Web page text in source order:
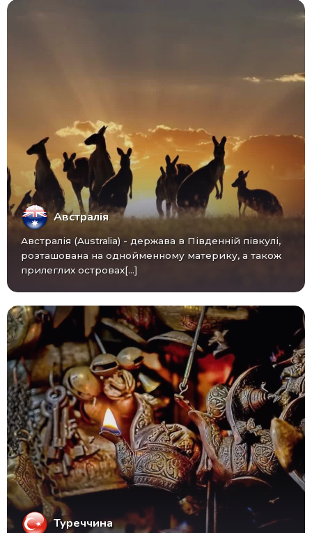
Австралія
Австралія (Australia) - ​​держава в Південній півкулі,
розташована на однойменному материку, а також
прилеглих островах[...]
Туреччина